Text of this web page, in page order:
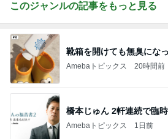
このジャンルの記事をもっと見る
靴箱を開けても無臭にな
Amebaトピックス 20時間前
橋本じゅん 2軒連続で臨
Amebaトピックス 1日前